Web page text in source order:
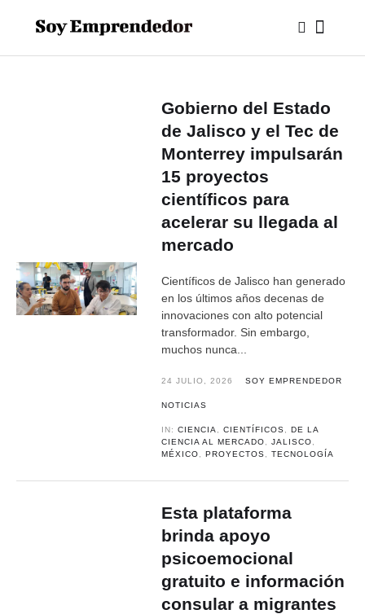
Gobierno del Estado
de Jalisco y el Tec de
Monterrey impulsarán
15 proyectos
científicos para
acelerar su llegada al
mercado
Científicos de Jalisco han generado
en los últimos años decenas de
innovaciones con alto potencial
transformador. Sin embargo,
muchos nunca...
24 JULIO, 2026 SOY EMPRENDEDOR
NOTICIAS
IN:CIENCIA ,CIENTÍFICOS ,DE LA
CIENCIA AL MERCADO
,JALISCO
MÉXICO
,PROYECTOS ,TECNOLOGÍA
Esta plataforma
brinda apoyo
psicoemocional
gratuito e información
consular a migrantes